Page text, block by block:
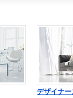
デザイナ